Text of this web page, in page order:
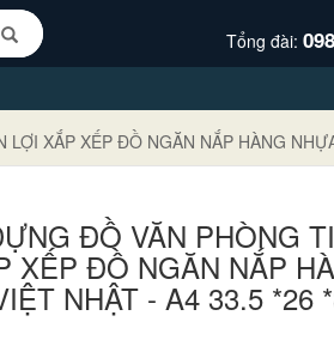
Tổng đài:
LỢI XẮP XẾP ĐỒ NGĂN NẮP HÀNG
ĐỒ VĂN PHÒNG
XẾP ĐỒ NGĂN NẮP
NHẬT - A4 33.5 *26